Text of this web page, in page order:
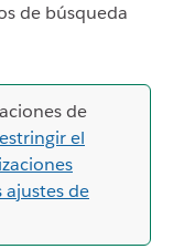
de búsqueda
de
el
ajustes de